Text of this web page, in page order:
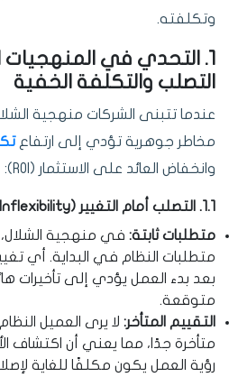
وتكلفته.
1. التحدي في المنهجيات
التصلب والتكلفة الخفية
عندما تتبنى الشركات منهجية
مخاطر جوهرية تؤدي إلى ارتفاع
وانخفاض العائد على الاستثمار (ROI):
1.1. التصلب أمام التغيير (Inflexibility)
متطلبات ثابتة: في منهجية
متطلبات النظام في البداية. أي
بعد بدء العمل يؤدي إلى تأخيرات
متوقعة.
التقييم المتأخر: لا يرى العميل
متأخرة جدًا، مما يعني أن اكتشاف
رؤية العمل يكون مكلفًا للغاية